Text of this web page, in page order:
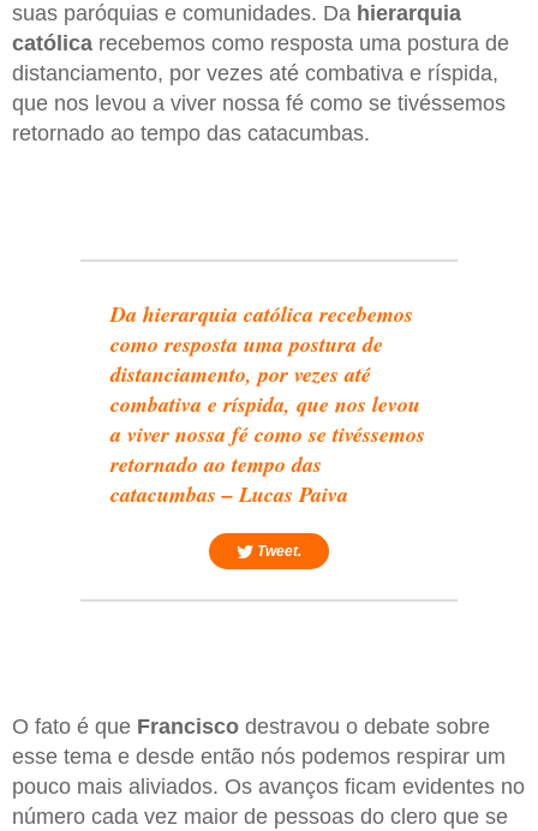
suas paróquias e comunidades. Da hierarquia
católica recebemos como resposta uma postura de
distanciamento, por vezes até combativa e ríspida,
que nos levou a viver nossa fé como se tivéssemos
retornado ao tempo das catacumbas.
Da hierarquia católica recebemos
como resposta uma postura de
distanciamento, por vezes até
combativa e ríspida, que nos levou
a viver nossa fé como se tivéssemos
retornado ao tempo das
catacumbas – Lucas Paiva
Tweet.
O fato é que Francisco destravou o debate sobre
esse tema e desde então nós podemos respirar um
pouco mais aliviados. Os avanços ficam evidentes no
número cada vez maior de pessoas do clero que se